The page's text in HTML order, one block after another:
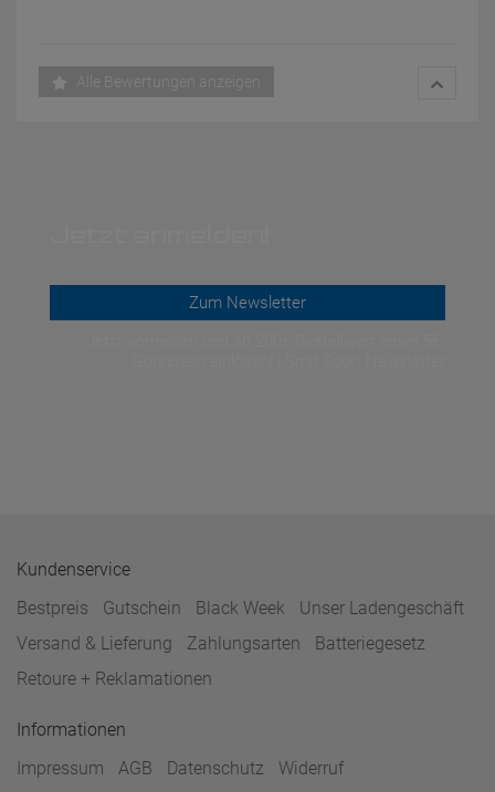
Alle Bewertungen anzeigen
Zum Newsletter
Kundenservice
Bestpreis
Gutschein Black Week
Unser Ladengeschäft
Versand & Lieferung
Zahlungsarten
Batteriegesetz
Retoure + Reklamationen
Informationen
Impressum
AGB Datenschutz
Widerruf